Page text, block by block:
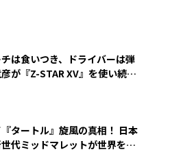
チは食いつき、ドライバーは弾
が『Z-STAR XV』を使い続け
タートル』旋風の真相！ 日本
代ミッドマレットが世界を席